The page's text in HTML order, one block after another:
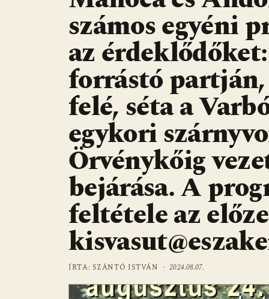
számos egyéni
az
forrástó
felé, séta a
egykori
Örvénykőig
bejárása. A
feltétele az
ÍRTA: SZÁNTÓ ISTVÁN ·2024.08.07.